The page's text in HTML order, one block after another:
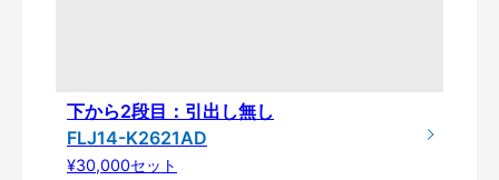
下から2段目：引出し無し
FLJ14-K2621AD
¥30,000セット